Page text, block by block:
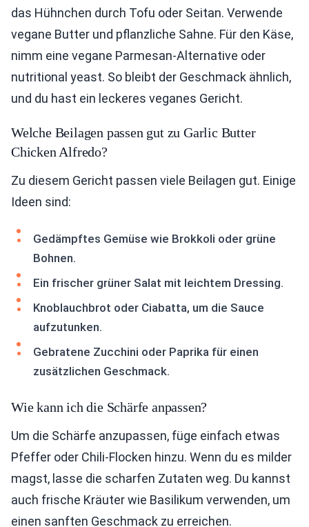
das Hühnchen durch Tofu oder Seitan. Verwende
vegane Butter und pflanzliche Sahne. Für den Käse,
nimm eine vegane Parmesan-Alternative oder
nutritional yeast. So bleibt der Geschmack ähnlich,
und du hast ein leckeres veganes Gericht.
Welche Beilagen passen gut zu Garlic Butter
Chicken Alfredo?
Zu diesem Gericht passen viele Beilagen gut. Einige
Ideen sind:
Gedämpftes Gemüse wie Brokkoli oder grüne
Bohnen.
Ein frischer grüner Salat mit leichtem Dressing.
Knoblauchbrot oder Ciabatta, um die Sauce
aufzutunken.
Gebratene Zucchini oder Paprika für einen
zusätzlichen Geschmack.
Wie kann ich die Schärfe anpassen?
Um die Schärfe anzupassen, füge einfach etwas
Pfeffer oder Chili-Flocken hinzu. Wenn du es milder
magst, lasse die scharfen Zutaten weg. Du kannst
auch frische Kräuter wie Basilikum verwenden, um
einen sanften Geschmack zu erreichen.